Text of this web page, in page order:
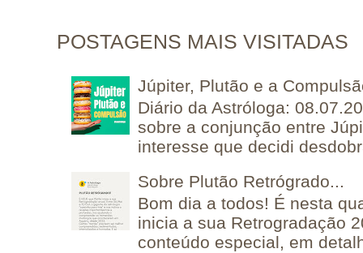
POSTAGENS MAIS VISITADAS
Júpiter, Plutão e a
Diário da Astróloga:
sobre a conjunção entre
interesse que decidi
Sobre Plutão Retrógrado...
Bom dia a todos! É nesta
inicia a sua Retrogradação
conteúdo especial, em